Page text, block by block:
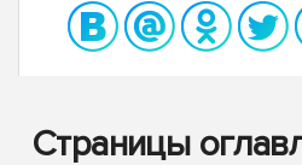
Страницы